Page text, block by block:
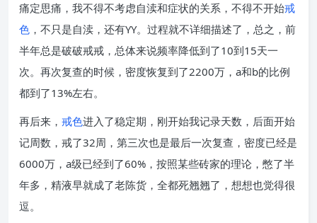
痛定思痛，我不得不考虑自渎和症状的关系，不得不开始戒
色 ，不只是自渎，还有YY。过程就不详细描述了，总之，前
半年总是破破戒戒，总体来说频率降低到了10到15天一
次。再次复查的时候，密度恢复到了2200万，a和b的比例
都到了13%左右。
再后来， 戒色进入了稳定期，刚开始我记录天数，后面开始
记周数，戒了32周，第三次也是最后一次复查，密度已经是
6000万，a级已经到了60%，按照某些砖家的理论，憋了半
年多，精液早就成了老陈货，全都死翘翘了，想想也觉得很
逗。